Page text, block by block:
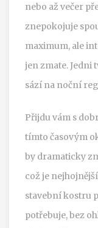
nebo až večer
znepokojuje
maximum, ale
jen zmatе.
sází na noční
Přijdu vám s
tímto časovým
by dramaticky
což je
stavební kostru
potřebuje, bez